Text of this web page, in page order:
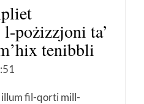
pożizzjoni ta’
tenibbli
fil-qorti mill-